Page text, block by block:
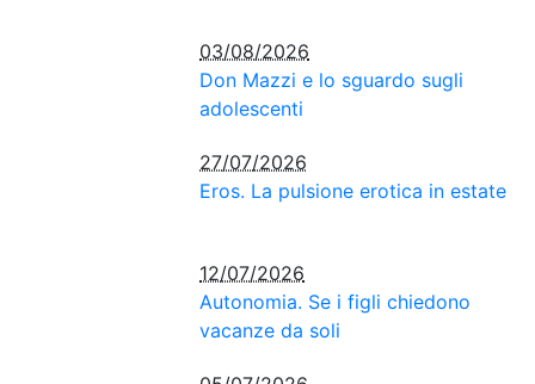
03/08/2026
Don Mazzi e lo sguardo sugli
adolescenti
27/07/2026
Eros. La pulsione erotica in estate
12/07/2026
Autonomia. Se i figli chiedono
vacanze da soli